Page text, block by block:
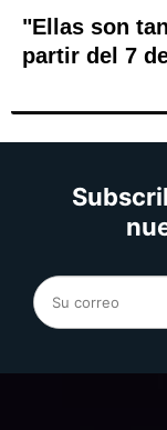
"Ellas son
partir del 7